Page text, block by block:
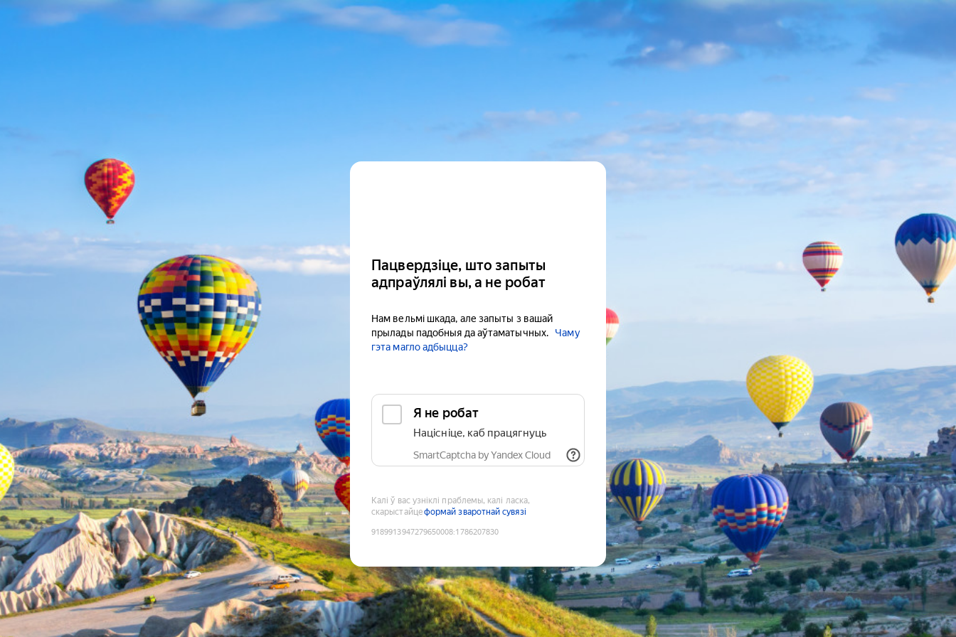
Пацвердзіце, што запыты
адпраўлялі вы, а не робат
Нам вельмі шкада, але запыты з вашай
прылады падобныя да аўтаматычных.
Чаму
гэта магло адбыцца?
Я не робат
Націсніце, каб працягнуць
SmartCaptcha by Yandex Cloud
Калі ў вас узніклі праблемы, калі ласка,
скарыстайцеформай зваротнай сувязі
9189913947279650008:1786207830